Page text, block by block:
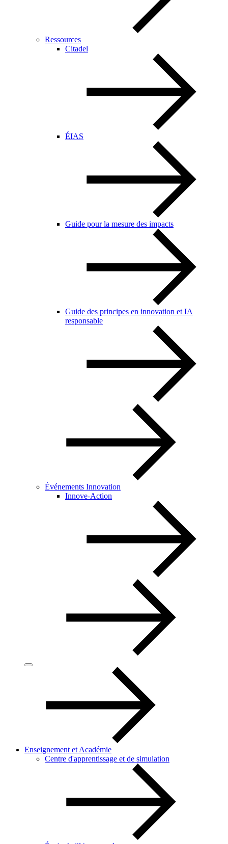
Ressources
Citadel
ÉIAS
Guide pour la mesure des impacts
Guide des principes en innovation et IA
responsable
Événements Innovation
Innove-Action
Enseignement et Académie
Centre d'apprentissage et de simulation